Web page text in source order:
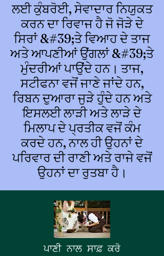
ਲਈ ਕੁੰਬਰੋਈ, ਸੇਵਾਦਾਰ ਨਿਯੁਕਤ
ਕਰਨ ਦਾ ਰਿਵਾਜ ਹੈ ਜੋ ਜੋੜੇ ਦੇ
ਸਿਰਾਂ &#39;ਤੇ ਵਿਆਹ ਦੇ ਤਾਜ
ਅਤੇ ਆਪਣੀਆਂ ਉਂਗਲਾਂ &#39;ਤੇ
ਮੁੰਦਰੀਆਂ ਪਾਉਂਦੇ ਹਨ। ਤਾਜ,
ਸਟੀਫਨਾ ਵਜੋਂ ਜਾਣੇ ਜਾਂਦੇ ਹਨ,
ਰਿਬਨ ਦੁਆਰਾ ਜੁੜੇ ਹੁੰਦੇ ਹਨ ਅਤੇ
ਇਸਲਈ ਲਾੜੀ ਅਤੇ ਲਾੜੇ ਦੇ
ਮਿਲਾਪ ਦੇ ਪ੍ਰਤੀਕ ਵਜੋਂ ਕੰਮ
ਕਰਦੇ ਹਨ, ਨਾਲ ਹੀ ਉਹਨਾਂ ਦੇ
ਪਰਿਵਾਰ ਦੀ ਰਾਣੀ ਅਤੇ ਰਾਜੇ ਵਜੋਂ
ਉਹਨਾਂ ਦਾ ਰੁਤਬਾ ਹੈ।
ਪਾਣੀ ਨਾਲ ਸਾਫ਼ ਕਰੋ